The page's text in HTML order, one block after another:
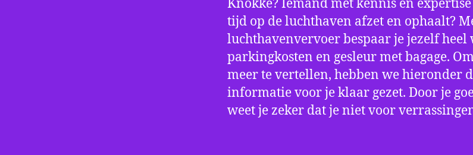
Knokke? Iemand met kennis en
tijd op de luchthaven afzet en ophaalt?
luchthavenvervoer bespaar je jezelf heel
parkingkosten en gesleur met bagage.
meer te vertellen, hebben we hieronder
informatie voor je klaar gezet. Door je
weet je zeker dat je niet voor